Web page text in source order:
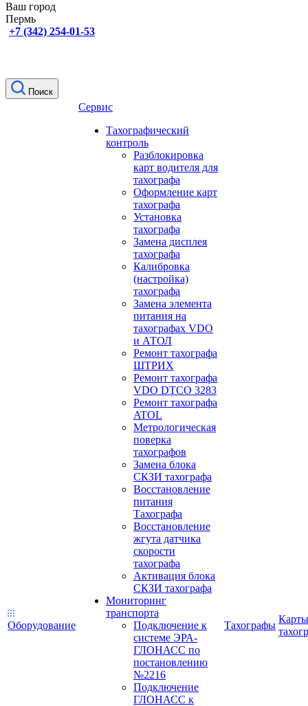
Ваш город
Пермь
+7 (342) 254-01-53
Поиск
Оборудование
Сервис
Тахографический
контроль
Разблокировка
карт водителя для
тахографа
Оформление карт
тахографа
Установка
тахографа
Замена дисплея
тахографа
Калибровка
(настройка)
тахографа
Замена элемента
питания на
тахографах VDO
и АТОЛ
Ремонт тахографа
ШТРИХ
Ремонт тахографа
VDO DTCO 3283
Ремонт тахографа
ATOL
Метрологическая
поверка
тахографов
Замена блока
СКЗИ тахографа
Восстановление
питания
Тахографа
Восстановление
жгута датчика
скорости
тахографа
Активация блока
СКЗИ тахографа
Мониторинг
транспорта
Подключение к
системе ЭРА-
ГЛОНАСС по
постановлению
№2216
Подключение
ГЛОНАСС к
Тахографы
Карты